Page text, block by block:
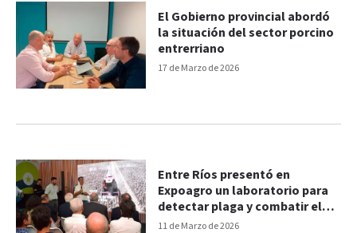
17 de Marzo de 2026
El Gobierno provincial abordó
la situación del sector porcino
entrerriano
11 de Marzo de 2026
Entre Ríos presentó en
Expoagro un laboratorio para
detectar plaga y combatir el
achaparramiento del maíz